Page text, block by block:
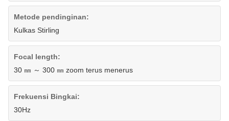
Metode pendinginan:
Kulkas Stirling
Focal length:
30 ㎜ ～ 300 ㎜ zoom terus menerus
Frekuensi Bingkai:
30Hz